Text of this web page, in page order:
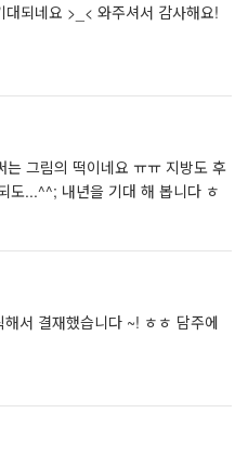
되네요 >_< 와주셔서 감사해요!
그림의 떡이네요 ㅠㅠ 지방도 후
도...^^; 내년을 기대 해 봅니다 ㅎ
서 결재했습니다 ~! ㅎㅎ 담주에